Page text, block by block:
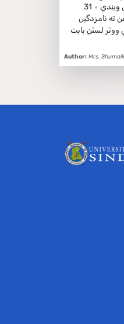
سرڪاري طور چونڊ نتيجن جو اعلان 11 نومبر 2022ع تي ڪيو ويندو. نوٽيفڪيشن موجب اميدوارن جي حتمي فهرست 3 نومبر تي جاري ڪئي ويندي ۽ 31
تياري ۽ اعلان 27 آڪٽوبر تي ٿيندو، جڏهن ته نامزدگين
ووٽرن جي حتمي لسٽ 20 آڪٽوبر تي جاري ڪئي ويندي ۽ سڀاڻي 18 آڪٽوبر تي ووٽر لسٽن بابت
Author: Mrs.